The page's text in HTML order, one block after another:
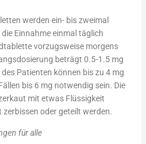
werden ein- bis zweimal
Einnahme einmal täglich
vorzugsweise morgens
beträgt 0.5-1.5 mg
Patienten können bis zu 4 mg
bis 6 mg notwendig sein. Die
mit etwas Flüssigkeit
oder geteilt werden.
für alle